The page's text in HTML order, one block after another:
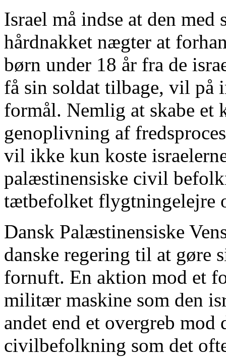
Israel må indse at den
hårdnakket nægter at
børn under 18 år fra de
få sin soldat tilbage, vil på
formål. Nemlig at skabe et
genoplivning af
vil ikke kun koste
palæstinensiske civil
tætbefolket flygtningelejre
Dansk Palæstinensiske
danske regering til at gøre
fornuft. En aktion mod et
militær maskine som den
andet end et overgreb mod
civilbefolkning som det